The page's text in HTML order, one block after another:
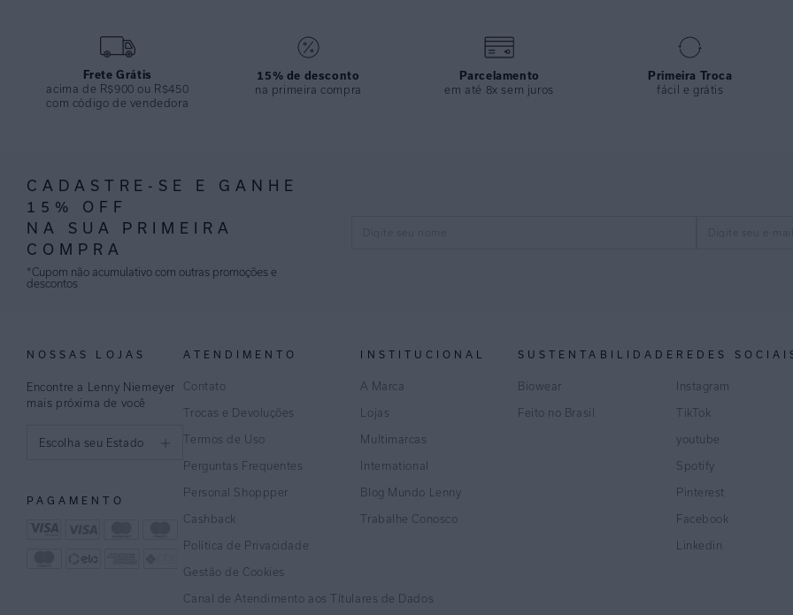
Frete Grátis
acima de R$900 ou R$450
com código de vendedora
15% de desconto
na primeira compra
Parcelamento
em até 8x sem juros
Primeira Troca
fácil e grátis
CADASTRE-SE E GANHE
15% OFF
NA SUA PRIMEIRA
COMPRA
*Cupom não acumulativo com outras promoções e
descontos
NOSSAS LOJAS
Encontre a Lenny Niemeyer
mais próxima de você
Escolha seu Estado
PAGAMENTO
ATENDIMENTO
Contato
Trocas e Devoluções
Termos de Uso
Perguntas Frequentes
Personal Shoppper
Cashback
Política de Privacidade
Gestão de Cookies
Canal de Atendimento aos Títulares de Dados
INSTITUCIONAL
A Marca
Lojas
Multimarcas
International
Blog Mundo Lenny
Trabalhe Conosco
SUSTENTABILIDADE
Biowear
Feito no Brasil
REDES
Instagram
TikTok
youtube
Spotify
Pinterest
Facebook
Linkedin